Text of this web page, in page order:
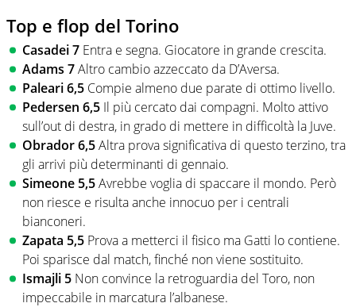
Top e flop del Torino
Casadei 7 Entra e segna. Giocatore in grande crescita.
Adams 7Altro cambio azzeccato da D’Aversa.
Paleari 6,5 Compie almeno due parate di ottimo livello.
Pedersen 6,5 Il più cercato dai compagni. Molto attivo
sull’out di destra, in grado di mettere in difficoltà la Juve.
Obrador 6,5Altra prova significativa di questo terzino, tra
gli arrivi più determinanti di gennaio.
Simeone 5,5Avrebbe voglia di spaccare il mondo. Però
non riesce e risulta anche innocuo per i centrali
bianconeri.
Zapata 5,5 Prova a metterci il fisico ma Gatti lo contiene.
Poi sparisce dal match, finché non viene sostituito.
Ismajli 5 Non convince la retroguardia del Toro, non
impeccabile in marcatura l’albanese.